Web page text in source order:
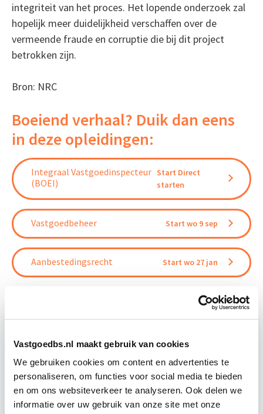
Vastgoedbs.nl maakt gebruik van cookies
We gebruiken cookies om content en advertenties te
personaliseren, om functies voor social media te bieden
en om ons websiteverkeer te analyseren. Ook delen we
informatie over uw gebruik van onze site met onze
integriteit van het proces. Het lopende onderzoek zal
hopelijk meer duidelijkheid verschaffen over de
vermeende fraude en corruptie die bij dit project
betrokken zijn.
Bron: NRC
Boeiend verhaal? Duik dan eens
in deze opleidingen:
Integraal Vastgoedinspecteur
(BOEI)
Start Direct
starten
Vastgoedbeheer Start wo 9 sep
Aanbestedingsrecht Start wo 27 jan
Relevant bij dit artikel
Integraal Vastgoedinspecteur
(BOEI)
De opleiding Integraal Vastgoedinspecteur (BOEI)